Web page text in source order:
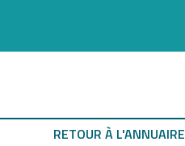
RETOUR À L'ANNUAIRE